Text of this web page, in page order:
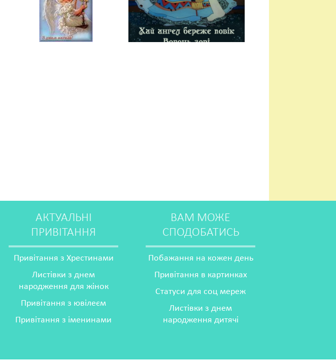
АКТУАЛЬНІ
ПРИВІТАННЯ
Привітання з Хрестинами
Листівки з днем
народження для жінок
Привітання з ювілеєм
Привітання з іменинами
ВАМ МОЖЕ
СПОДОБАТИСЬ
Побажання на кожен день
Привітання в картинках
Статуси для соц мереж
Листівки з днем
народження дитячі